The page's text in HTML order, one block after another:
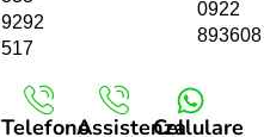
9292
517
0922
893608
TelefonoAssistenzaCellulare